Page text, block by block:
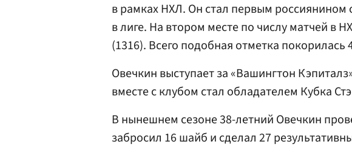
в рамках НХЛ. Он стал первым россиянином
в лиге. На втором месте по числу матчей в
(1316). Всего подобная отметка покорилась
Овечкин выступает за «Вашингтон
вместе с клубом стал обладателем Кубка
В нынешнем сезоне 38-летний Овечкин
забросил 16 шайб и сделал 27